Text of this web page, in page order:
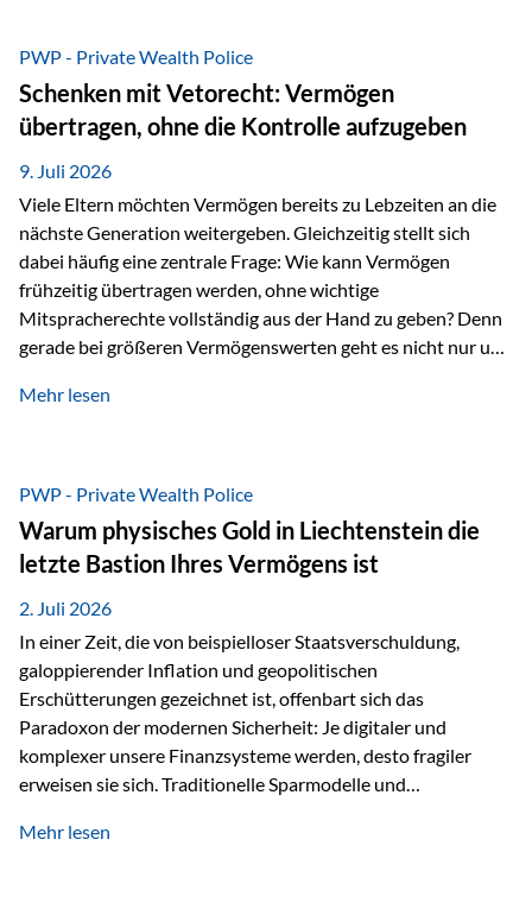
Vermögen verfügen können. Genau für diese
Ausgangssituation bietet die Private Wealth Police der
Vienna-Life eine durchdachte Gestaltungsmöglichkeit. Die
Ausgangssituation Stellen Sie sich folgendes Beispiel vor:
Ein…
PWP - Private Wealth Police
Schenken mit Vetorecht: Vermögen
übertragen, ohne die Kontrolle aufzugeben
9. Juli 2026
Viele Eltern möchten Vermögen bereits zu Lebzeiten an die
nächste Generation weitergeben. Gleichzeitig stellt sich
dabei häufig eine zentrale Frage: Wie kann Vermögen
frühzeitig übertragen werden, ohne wichtige
Mitspracherechte vollständig aus der Hand zu geben? Denn
gerade bei größeren Vermögenswerten geht es nicht nur um
sicherzustellen, dass das Vermögen langfristig erhalten
folgende Situation vor: Ein Vater schenkt seiner Tochter
einen Teil seines Vermögens. Einige Jahre später möchte die
Tochter das Geld kurzfristig verwenden, um…
Mehr lesen
PWP - Private Wealth Police
Warum physisches Gold in Liechtenstein die
letzte Bastion Ihres Vermögens ist
2. Juli 2026
In einer Zeit, die von beispielloser Staatsverschuldung,
galoppierender Inflation und geopolitischen
Erschütterungen gezeichnet ist, offenbart sich das
Paradoxon der modernen Sicherheit: Je digitaler und
komplexer unsere Finanzsysteme werden, desto fragiler
erweisen sie sich. Traditionelle Sparmodelle und
unumstößlich galten, versagen angesichts der expansiven
Mehr lesen